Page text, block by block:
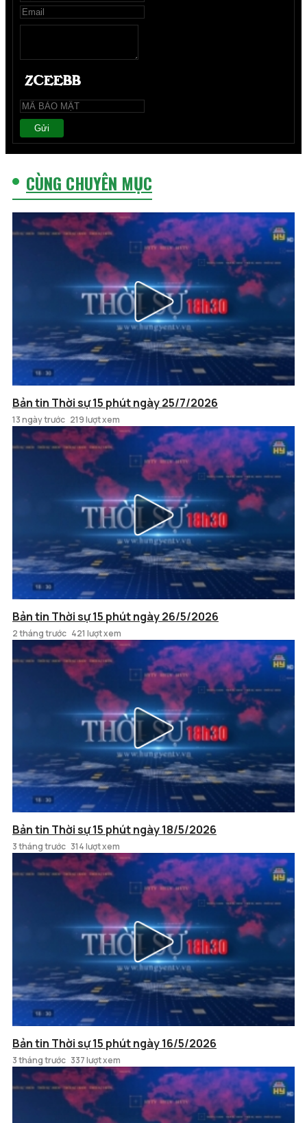
Gửi
CÙNG CHUYÊN MỤC
Bản tin Thời sự 15 phút ngày 25/7/2026
13 ngày trước 219 lượt xem
Bản tin Thời sự 15 phút ngày 26/5/2026
2 tháng trước 421 lượt xem
Bản tin Thời sự 15 phút ngày 18/5/2026
3 tháng trước 314 lượt xem
Bản tin Thời sự 15 phút ngày 16/5/2026
3 tháng trước 337 lượt xem